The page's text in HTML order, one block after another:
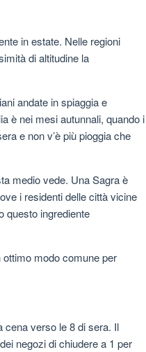
in estate. Nelle regioni
di altitudine la
andate in spiaggia e
è nei mesi autunnali, quando i
e non v’è più pioggia che
medio vede. Una Sagra è
i residenti delle città vicine
questo ingrediente
ottimo modo comune per
cena verso le 8 di sera. Il
negozi di chiudere a 1 per